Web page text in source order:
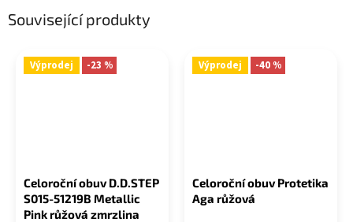
Související produkty
Výprodej -23 %
Celoroční obuv D.D.STEP
S015-51219B Metallic
Pink růžová zmrzlina
Výprodej -40 %
Celoroční obuv Protetika
Aga růžová